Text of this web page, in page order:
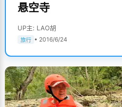
悬空寺
UP主: LAO胡
旅行 • 2016/6/24